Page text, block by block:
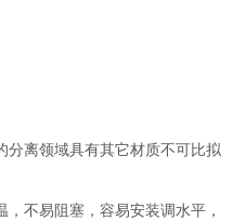
分离领域具有其它材质不可比拟
不易阻塞，容易安装调水平，